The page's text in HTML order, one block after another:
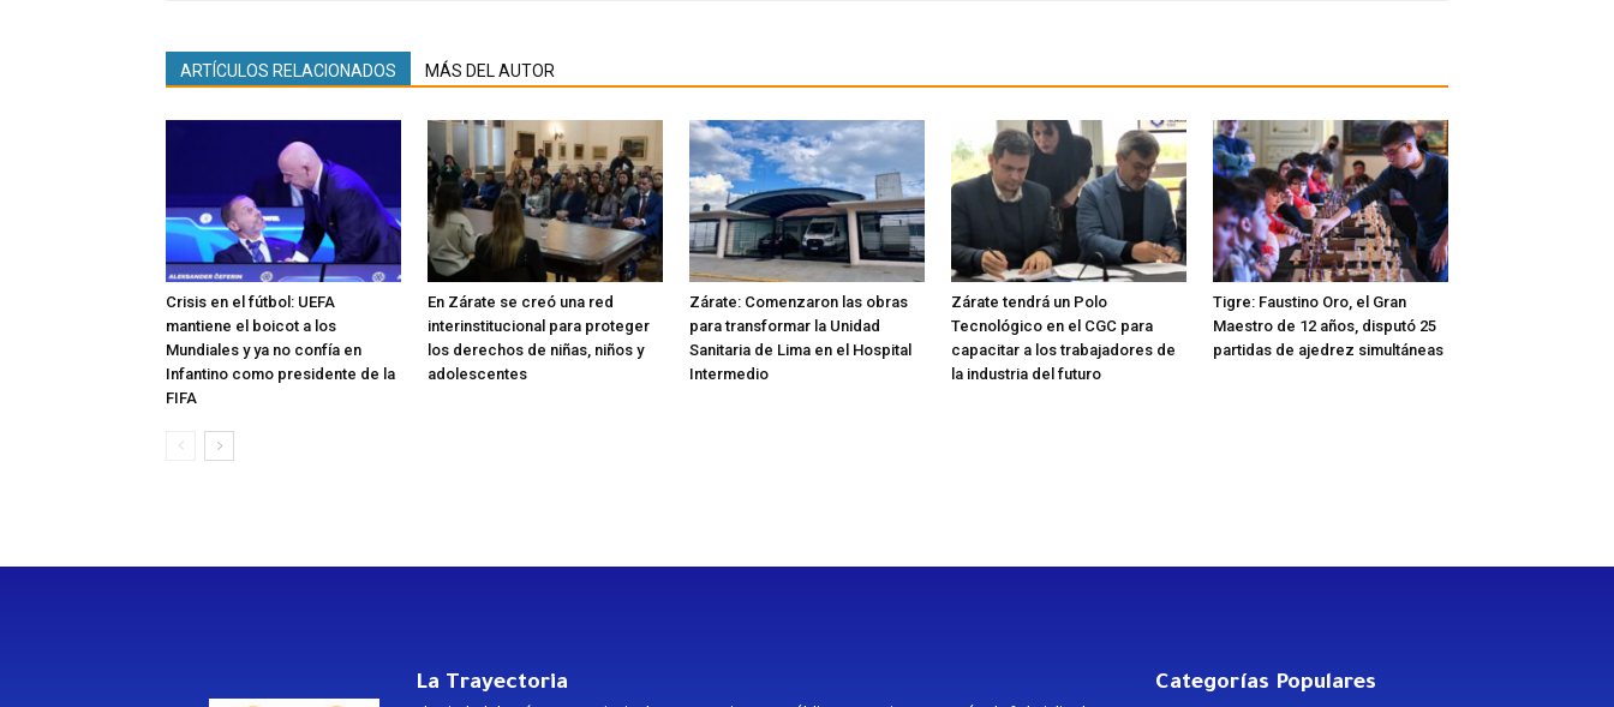
ARTÍCULOS RELACIONADOS MÁS DEL AUTOR
Crisis en el fútbol: UEFA
mantiene el boicot a los
Mundiales y ya no confía en
Infantino como presidente de la
FIFA
En Zárate se creó una red
interinstitucional para proteger
los derechos de niñas, niños y
adolescentes
Zárate: Comenzaron las obras
para transformar la Unidad
Sanitaria de Lima en el Hospital
Intermedio
Zárate tendrá un Polo
Tecnológico en el CGC para
capacitar a los trabajadores de
la industria del futuro
Tigre: Faustino Oro, el Gran
Maestro de 12 años, disputó 25
partidas de ajedrez simultáneas
La Trayectoria Categorías Populares